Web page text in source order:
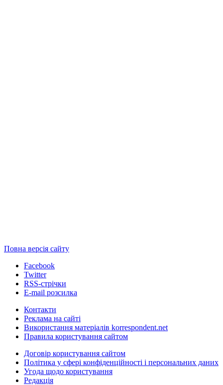
Повна версія сайту
Facebook
Twitter
RSS-стрічки
E-mail розсилка
Контакти
Реклама на сайті
Використання матеріалів korrespondent.net
Правила користування сайтом
Договір користування сайтом
Політика у сфері конфіденційності і персональних даних
Угода щодо користування
Редакція